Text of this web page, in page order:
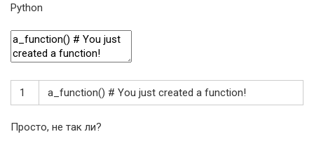
Python
1 a_function() # You just created a function!
Просто, не так ли?